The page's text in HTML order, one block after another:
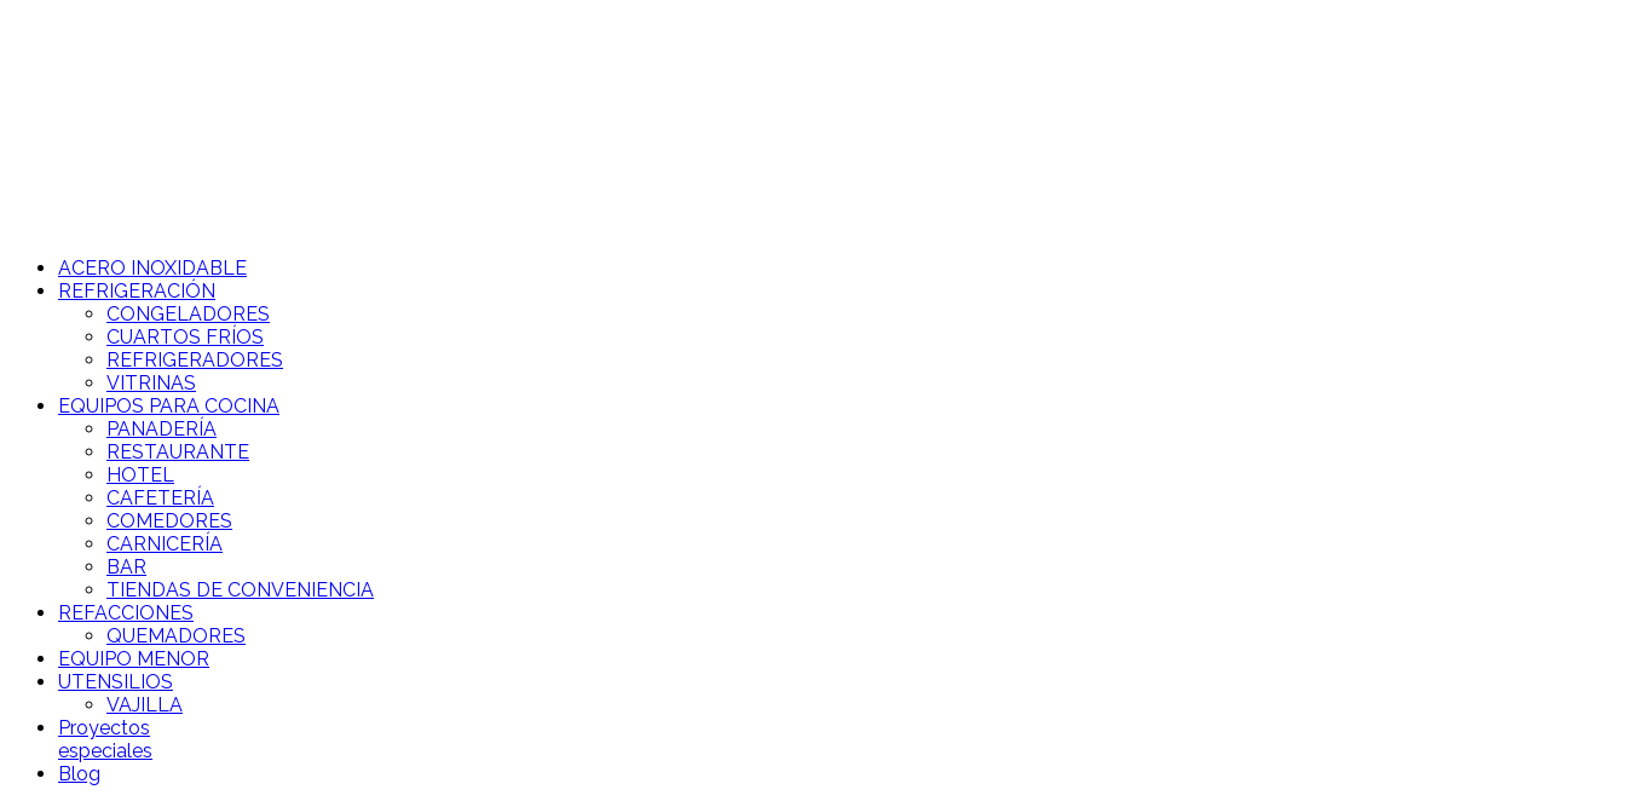
ACERO INOXIDABLE
REFRIGERACIÓN
CONGELADORES
CUARTOS FRÍOS
REFRIGERADORES
VITRINAS
EQUIPOS PARA COCINA
PANADERÍA
RESTAURANTE
HOTEL
CAFETERÍA
COMEDORES
CARNICERÍA
BAR
TIENDAS DE CONVENIENCIA
REFACCIONES
QUEMADORES
EQUIPO MENOR
UTENSILIOS
VAJILLA
Proyectos
especiales
Blog